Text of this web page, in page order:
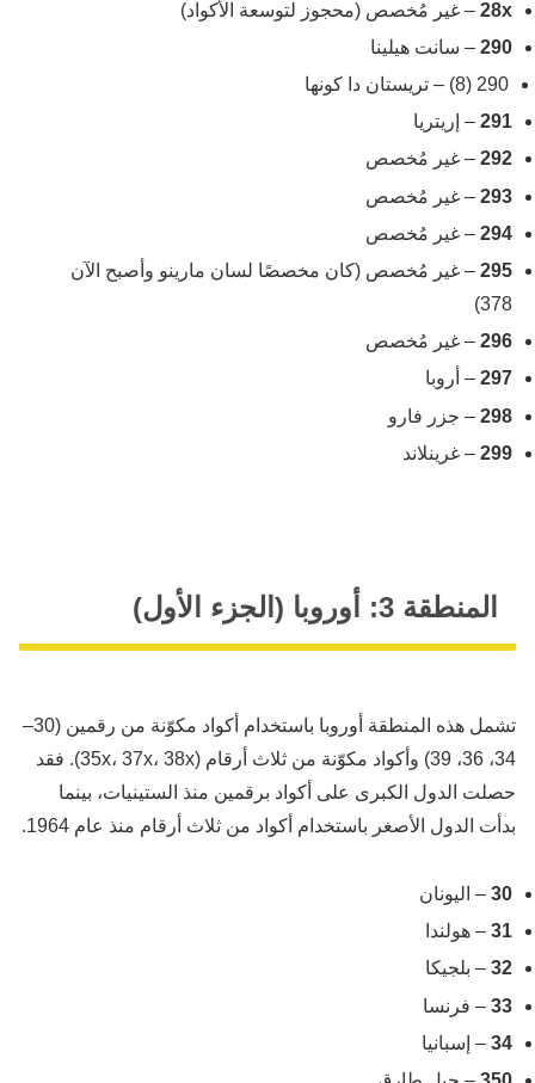
28x – غير مُخصص (محجوز لتوسعة الأكواد)
290 – سانت هيلينا
290 (8) – تريستان دا كونها
291 – إريتريا
292 – غير مُخصص
293 – غير مُخصص
294 – غير مُخصص
295 – غير مُخصص (كان مخصصًا لسان مارينو وأصبح الآن
378)
296 – غير مُخصص
297 – أروبا
298 – جزر فارو
299 – غرينلاند
المنطقة 3: أوروبا (الجزء الأول)
تشمل هذه المنطقة أوروبا باستخدام أكواد مكوّنة من رقمين (30–
34، 36، 39) وأكواد مكوّنة من ثلاث أرقام (35x، 37x، 38x). فقد
حصلت الدول الكبرى على أكواد برقمين منذ الستينيات، بينما
بدأت الدول الأصغر باستخدام أكواد من ثلاث أرقام منذ عام 1964.
30 – اليونان
31 – هولندا
32 – بلجيكا
33 – فرنسا
34 – إسبانيا